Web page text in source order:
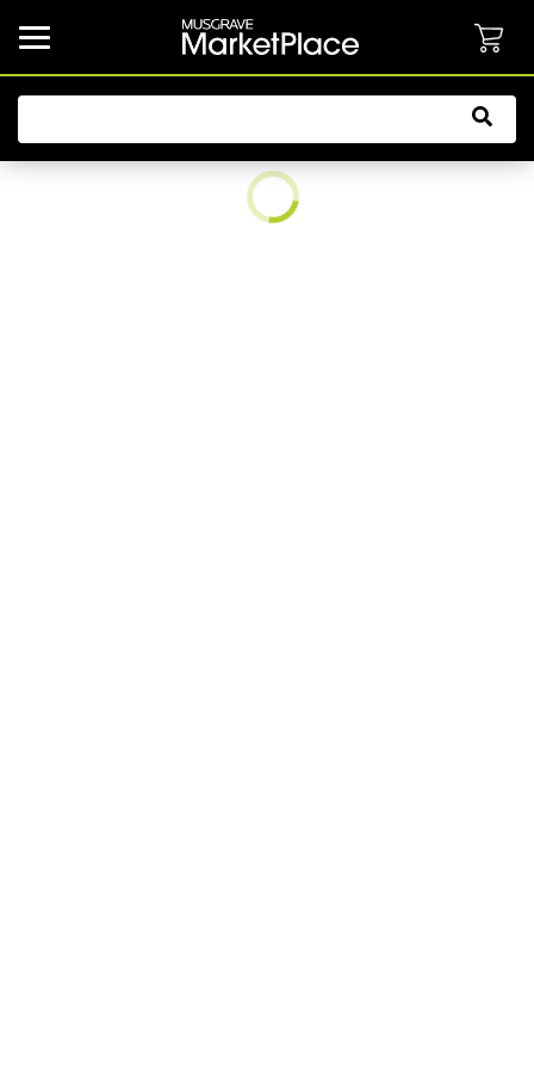
common.button.navbarCollapsed.text